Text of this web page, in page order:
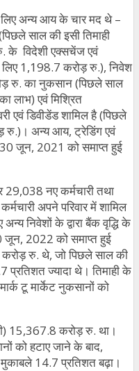
अन्य आय के चार मद थे –
साल की इसी तिमाही
के विदेशी एक्सचेंज एवं
लिए 1,198.7 करोड़ रु.), निवेश
रु. का नुकसान (पिछले साल
लाभ) एवं मिश्रित
एवं डिवीडेंड शामिल है (पिछले
रु.)। अन्य आय, ट्रेडिंग एवं
30 जून, 2021 को समाप्त हुई
नए कर्मचारी तथा
अपने परिवार में शामिल
निवेशों के द्वारा बैंक वृद्धि के
जून, 2022 को समाप्त हुई
रु. थे, जो पिछले साल की
ज्यादा थे। तिमाही के
टू मार्केट नुकसानों को
15,367.8 करोड़ रु. था।
को हटाए जाने के बाद,
14.7 प्रतिशत बढ़ा।